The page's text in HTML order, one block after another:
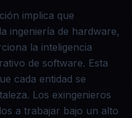
implica que
ingeniería de hardware,
la inteligencia
de software. Esta
cada entidad se
Los exingenieros
a trabajar bajo un alto